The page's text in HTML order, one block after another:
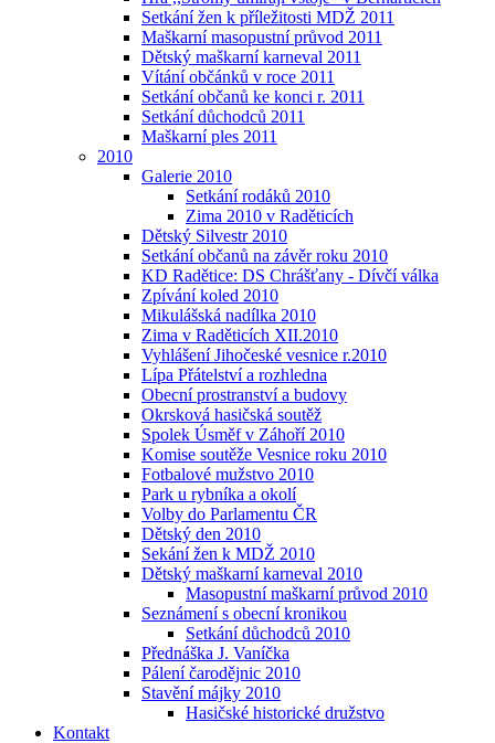
Setkání žen k příležitosti MDŽ 2011
Maškarní masopustní průvod 2011
Dětský maškarní karneval 2011
Vítání občánků v roce 2011
Setkání občanů ke konci r. 2011
Setkání důchodců 2011
Maškarní ples 2011
2010
Galerie 2010
Setkání rodáků 2010
Zima 2010 v Raděticích
Dětský Silvestr 2010
Setkání občanů na závěr roku 2010
KD Radětice: DS Chrášťany - Dívčí válka
Zpívání koled 2010
Mikulášská nadílka 2010
Zima v Raděticích XII.2010
Vyhlášení Jihočeské vesnice r.2010
Lípa Přátelství a rozhledna
Obecní prostranství a budovy
Okrsková hasičská soutěž
Spolek Úsměf v Záhoří 2010
Komise soutěže Vesnice roku 2010
Fotbalové mužstvo 2010
Park u rybníka a okolí
Volby do Parlamentu ČR
Dětský den 2010
Sekání žen k MDŽ 2010
Dětský maškarní karneval 2010
Masopustní maškarní průvod 2010
Seznámení s obecní kronikou
Setkání důchodců 2010
Přednáška J. Vaníčka
Pálení čarodějnic 2010
Stavění májky 2010
Hasičské historické družstvo
Kontakt